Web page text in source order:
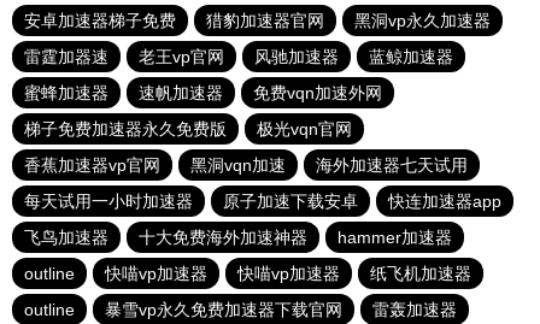
安卓加速器梯子免费
猎豹加速器官网
黑洞vp永久加速器
雷霆加器速
老王vp官网 风驰加速器
蓝鲸加速器
蜜蜂加速器
速帆加速器
免费vqn加速外网
梯子免费加速器永久免费版
极光vqn官网
香蕉加速器vp官网
黑洞vqn加速
海外加速器七天试用
每天试用一小时加速器
原子加速下载安卓
快连加速器app
飞鸟加速器
十大免费海外加速神器
hammer加速器
outline
快喵vp加速器 快喵vp加速器
纸飞机加速器
outline
暴雪vp永久免费加速器下载官网 雷轰加速器